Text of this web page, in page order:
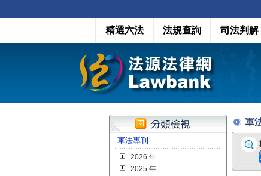
精選六法 法規查詢 司法判解
軍法專刊
2026 年
2025 年
軍